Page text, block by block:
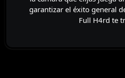
garantizar el éxito general
Full H4rd te